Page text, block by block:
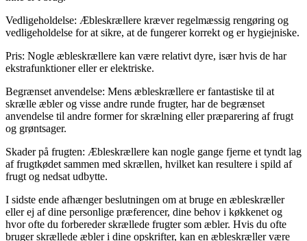
Vedligeholdelse: Æbleskrællere kræver regelmæssig rengøring og
vedligeholdelse for at sikre, at de fungerer korrekt og er hygiejniske.
Pris: Nogle æbleskrællere kan være relativt dyre, især hvis de har
ekstrafunktioner eller er elektriske.
Begrænset anvendelse: Mens æbleskrællere er fantastiske til at
skrælle æbler og visse andre runde frugter, har de begrænset
anvendelse til andre former for skrælning eller præparering af frugt
og grøntsager.
Skader på frugten: Æbleskrællere kan nogle gange fjerne et tyndt lag
af frugtkødet sammen med skrællen, hvilket kan resultere i spild af
frugt og nedsat udbytte.
I sidste ende afhænger beslutningen om at bruge en æbleskræller
eller ej af dine personlige præferencer, dine behov i køkkenet og
hvor ofte du forbereder skrællede frugter som æbler. Hvis du ofte
bruger skrællede æbler i dine opskrifter, kan en æbleskræller være